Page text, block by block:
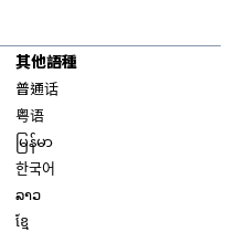
其他語種
普通话
粤语
မြန်မာ
한국어
ລາວ
ខ្មែ